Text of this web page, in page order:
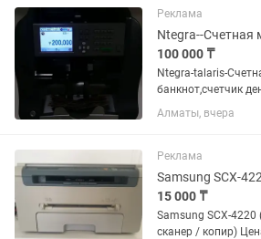
после проверки. ЦЕНА ЗАВИСИТ ОТ
МОДЕЛИ...
Реклама
100 000 ₸
Ntegra-talaris-
банкнот,счетчик
сортировщик--выдает
Есть в наличии
Алматы, вчера
Реклама
15 000 ₸
Samsung SCX-
сканер / копир) Цена: 15 000 тг (торг)